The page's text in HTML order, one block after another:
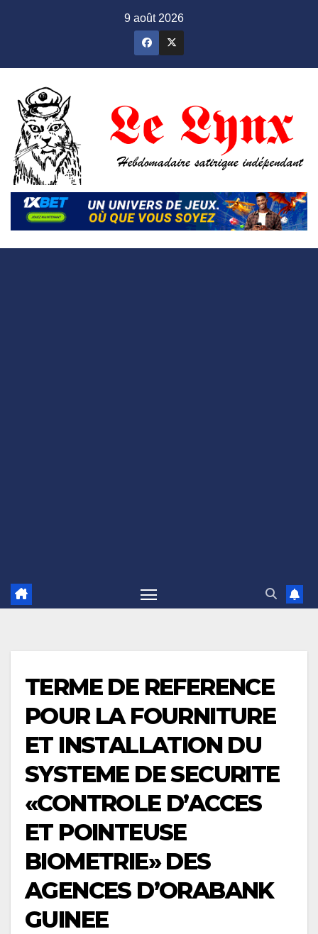
9 août 2026
TERME DE REFERENCE
POUR LA FOURNITURE
ET INSTALLATION DU
SYSTEME DE SECURITE
«CONTROLE D’ACCES
ET POINTEUSE
BIOMETRIE» DES
AGENCES D’ORABANK
GUINEE